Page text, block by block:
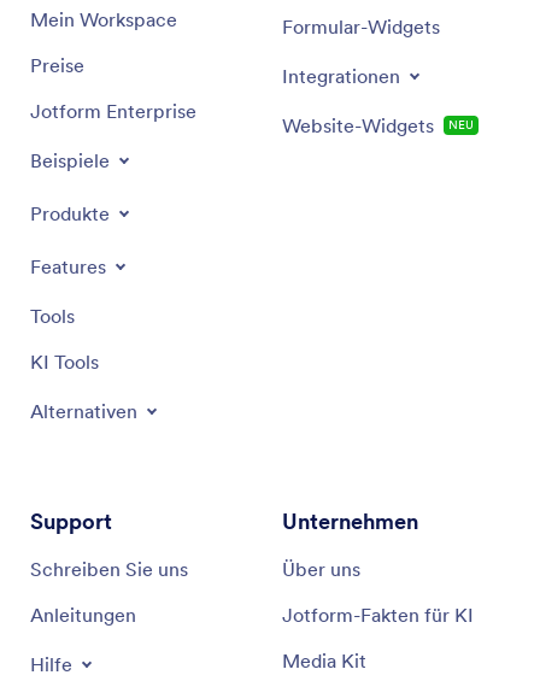
Mein Workspace
Preise
Jotform Enterprise
Beispiele
Produkte
Features
Tools
KI Tools
Alternativen
Formular-Widgets
Integrationen
Website-Widgets NEU
Support
Schreiben Sie uns
Anleitungen
Hilfe
Unternehmen
Über uns
Jotform-Fakten für KI
Media Kit